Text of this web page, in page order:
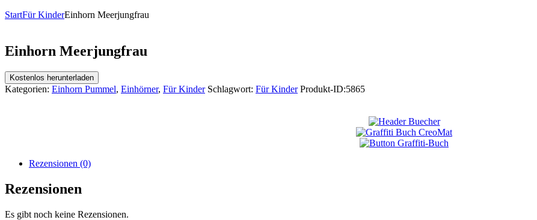
StartFür KinderEinhorn Meerjungfrau
Einhorn Meerjungfrau
Kostenlos herunterladen
Kategorien: Einhorn Pummel, Einhörner, Für Kinder Schlagwort: Für Kinder Produkt-ID:5865
Rezensionen (0)
Rezensionen
Es gibt noch keine Rezensionen.